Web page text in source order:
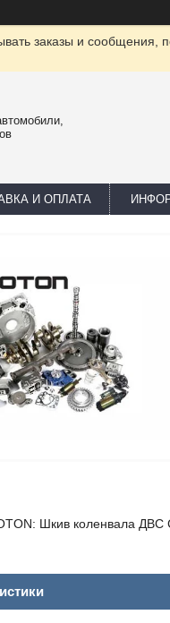
заказы и сообщения,
И ОПЛАТА
Шкив коленвала ДВС